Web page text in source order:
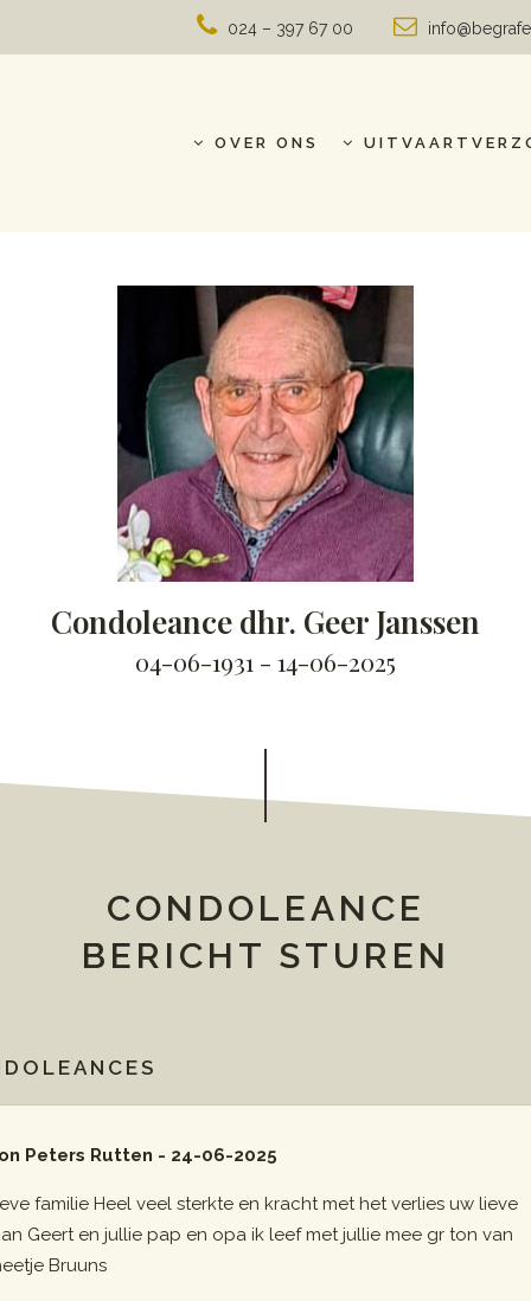
024 – 397 67 00
OVER ONS
Condoleance dhr. Geer Janssen
04-06-1931 - 14-06-2025
CONDOLEANCE
BERICHT STUREN
Peters Rutten - 24-06-2025
familie Heel veel sterkte en kracht met het verlies uw lieve
Geert en jullie pap en opa ik leef met jullie mee gr ton van
Bruuns